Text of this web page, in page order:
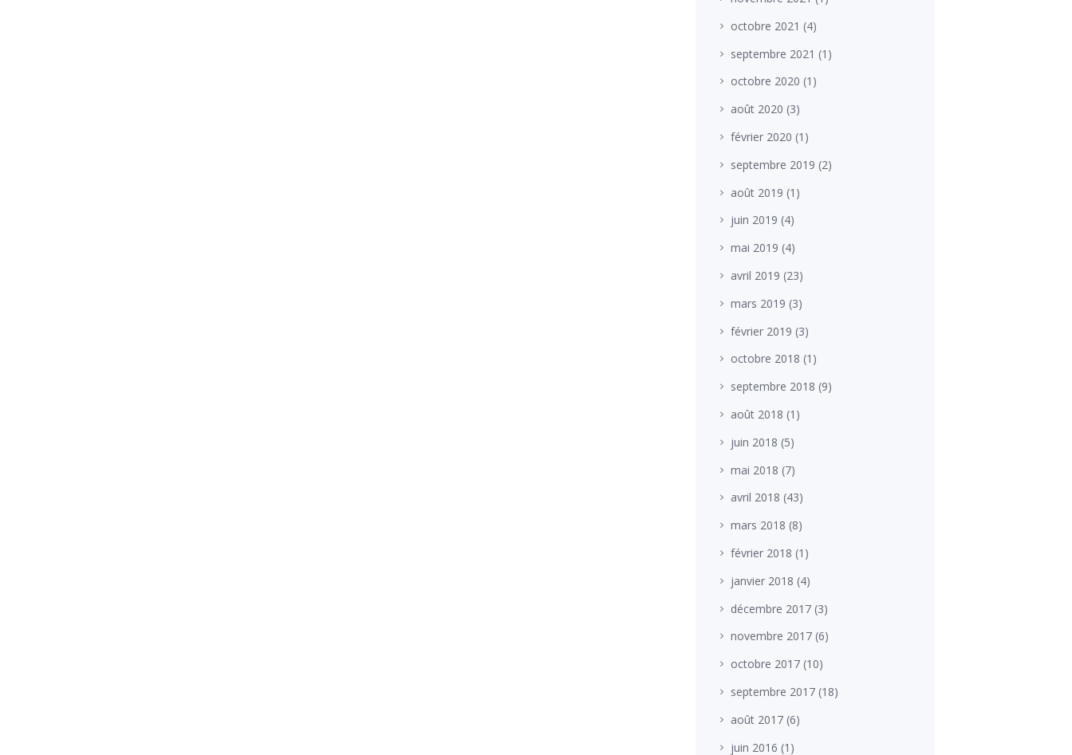
octobre 2021 (4)
septembre 2021 (1)
octobre 2020 (1)
août 2020 (3)
février 2020 (1)
septembre 2019 (2)
août 2019 (1)
juin 2019 (4)
mai 2019 (4)
avril 2019 (23)
mars 2019 (3)
février 2019 (3)
octobre 2018 (1)
septembre 2018 (9)
août 2018 (1)
juin 2018 (5)
mai 2018 (7)
avril 2018 (43)
mars 2018 (8)
février 2018 (1)
janvier 2018 (4)
décembre 2017 (3)
novembre 2017 (6)
octobre 2017 (10)
septembre 2017 (18)
août 2017 (6)
juin 2016 (1)